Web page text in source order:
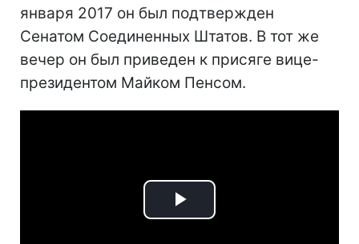
января 2017 он был подтвержден
Сенатом Соединенных Штатов. В тот же
вечер он был приведен к присяге вице-
президентом Майком Пенсом.
Play